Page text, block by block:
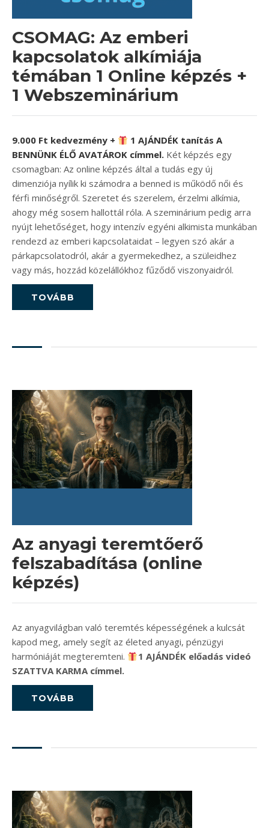
CSOMAG: Az emberi
kapcsolatok alkímiája
témában 1 Online képzés +
1 Webszeminárium
9.000 Ft kedvezmény +
​ 1 AJÁNDÉK tanítás A
BENNÜNK ÉLŐ AVATÁROK címmel. Két képzés egy
csomagban: Az online képzés által a tudás egy új
dimenziója nyílik ki számodra a benned is működő női és
férfi minőségről. Szeretet és szerelem, érzelmi alkímia,
ahogy még sosem hallottál róla. A szeminárium pedig arra
nyújt lehetőséget, hogy intenzív egyéni alkimista munkában
rendezd az emberi kapcsolataidat – legyen szó akár a
párkapcsolatodról, akár a gyermekedhez, a szüleidhez
vagy más, hozzád közelállókhoz fűződő viszonyaidról.
TOVÁBB
Az anyagi teremtőerő
felszabadítása (online
képzés)
Az anyagvilágban való teremtés képességének a kulcsát
kapod meg, amely segít az életed anyagi, pénzügyi
harmóniáját megteremteni.
1 AJÁNDÉK előadás videó
SZATTVA KARMA címmel.
TOVÁBB